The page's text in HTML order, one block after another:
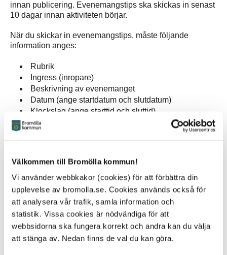
Välkommen till Bromölla kommun!
Vi använder webbkakor (cookies) för att förbättra din
upplevelse av bromolla.se. Cookies används också för
att analysera vår trafik, samla information och
statistik. Vissa cookies är nödvändiga för att
webbsidorna ska fungera korrekt och andra kan du välja
att stänga av. Nedan finns de val du kan göra.
innan publicering. Evenemangstips ska skickas in senast
10 dagar innan aktiviteten börjar.
När du skickar in evenemangstips, måste följande
information anges:
Rubrik
Ingress (inropare)
Beskrivning av evenemanget
Datum (ange startdatum och slutdatum)
Klockslag (ange starttid och sluttid)
Plats
Arrangör (namn, telefon, e-post till arrangör)
Ev åldersgräns
Ev evenemangslänk eller bokningslänk
Bild (.jpg) ska bifogas
Kontaktinformation (namn, telefon, e-post till
uppgiftslämnare)
Evenemangskalendern hittar du här